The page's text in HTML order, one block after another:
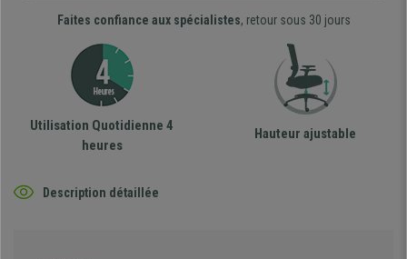
Faites confiance aux spécialistes, retour sous 30 jours
Utilisation Quotidienne 4
heures
Hauteur ajustable
Description détaillée